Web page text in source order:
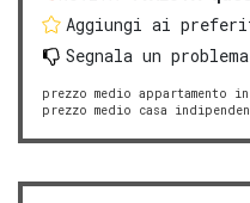
Aggiungi ai
Segnala un problema
prezzo medio appartamento in
prezzo medio casa